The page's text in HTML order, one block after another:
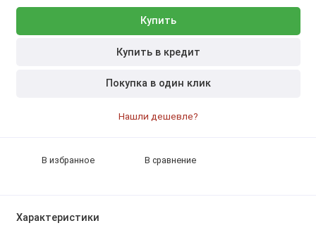
Купить
Купить в кредит
Покупка в один клик
Нашли дешевле?
В избранное В сравнение
Характеристики